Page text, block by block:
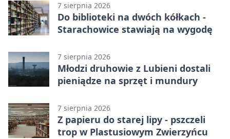
7 sierpnia 2026
Do biblioteki na dwóch kółkach -
Starachowice stawiają na wygodę
7 sierpnia 2026
Młodzi druhowie z Lubieni dostali
pieniądze na sprzęt i mundury
7 sierpnia 2026
Z papieru do starej lipy - pszczeli
trop w Plastusiowym Zwierzyńcu